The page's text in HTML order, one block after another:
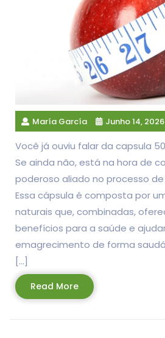
María García Junho 14, 2026
Você já ouviu falar da capsula
Se ainda não, está na hora de
poderoso aliado no processo
Essa cápsula é composta por
naturais que, combinadas,
benefícios para a saúde e
emagrecimento de forma
[…]
Read MoreRead
More